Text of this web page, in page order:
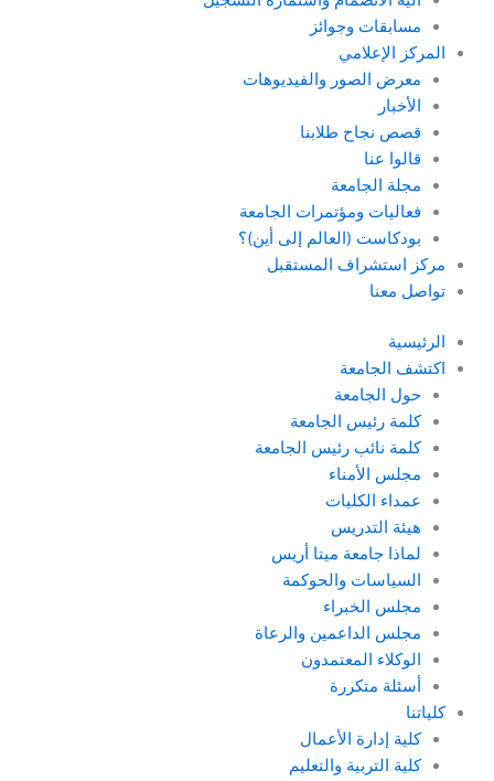
مسابقات وجوائز
المركز الإعلامي
معرض الصور والفيديوهات
الأخبار
قصص نجاح طلابنا
قالوا عنا
مجلة الجامعة
فعاليات ومؤتمرات الجامعة
بودكاست (العالم إلى أين)؟
مركز استشراف المستقبل
تواصل معنا
الرئيسية
اكتشف الجامعة
حول الجامعة
كلمة رئيس الجامعة
كلمة نائب رئيس الجامعة
مجلس الأمناء
عمداء الكليات
هيئة التدريس
لماذا جامعة ميتا أريس
السياسات والحوكمة
مجلس الخبراء
مجلس الداعمين والرعاة
الوكلاء المعتمدون
أسئلة متكررة
كلياتنا
كلية إدارة الأعمال
كلية التربية والتعليم